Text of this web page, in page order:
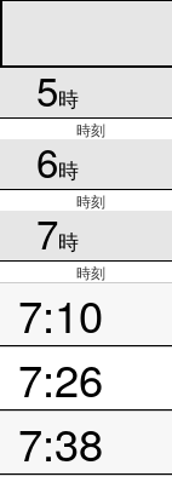
5時
時刻
6時
時刻
7時
時刻
7:10
7:26
7:38